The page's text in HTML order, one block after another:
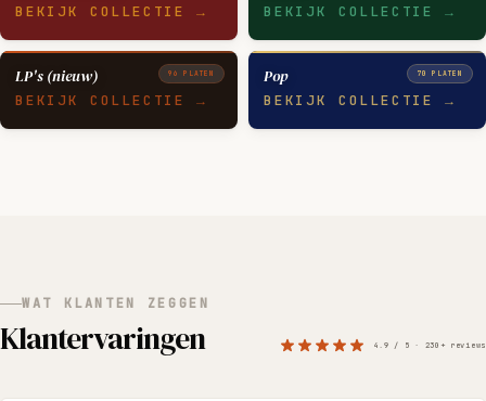
BEKIJK COLLECTIE → BEKIJK COLLECTIE →
96 PLATEN
LP's (nieuw)
BEKIJK COLLECTIE →
70 PLATEN
Pop
BEKIJK COLLECTIE →
WAT KLANTEN ZEGGEN
Klantervaringen 4.9 / 5 · 230+ reviews